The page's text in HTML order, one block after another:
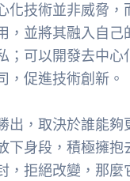
化技術並非威脅
，並將其融入自
；可以開發去中
，促進技術創新。
出，取決於誰能
下身段，積極擁
，拒絕改變，那麼